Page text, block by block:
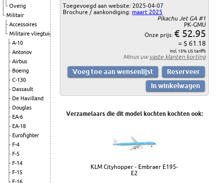
Overig
Militair
Accessoires
Militaire vliegtuigen
A-10
Antonov
Airbus
Boeing
C-130
Dassault
De Havilland
Douglas
EA-6
EA-18
Eurofighter
F-4
F-5
F-14
F-15
F-16
Toegevoegd aan website: 2025-04-07
Brochure / aankondiging: maart 2025
Pikachu Jet GA #1
PK-GMU
Onze prijs: € 52.95
= $ 61.18
incl. 15% US tariffs
Minus uwvaste klanten korting
Verzamelaars die dit model kochten kochten ook:
KLM Cityhopper - Embraer E195-
E2